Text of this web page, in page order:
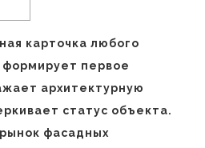
карточка любого
первое
архитектурную
статус объекта.
фасадных